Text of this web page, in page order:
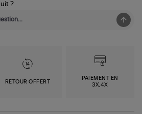
?
RETOUR OFFERT
PAIEMENT EN
3X,4X